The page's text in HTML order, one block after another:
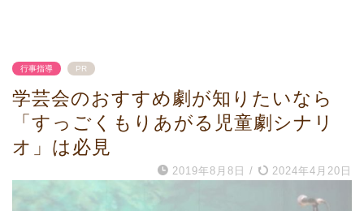
行事指導 PR
学芸会のおすすめ劇が知りたいなら
「すっごくもりあがる児童劇シナリ
オ」は必見
2019年8月8日 / 2024年4月20日